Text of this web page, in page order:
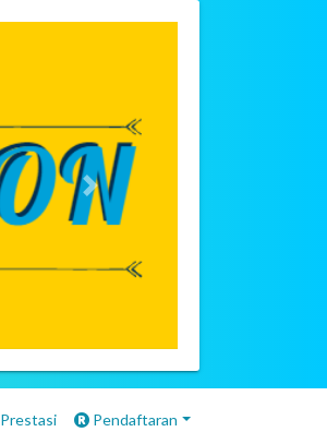
Next
Prestasi Pendaftaran